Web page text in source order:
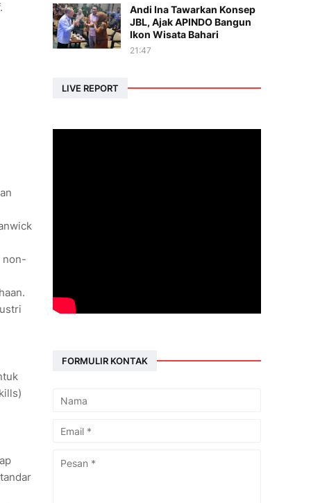
non-
Andi Ina Tawarkan Konsep
JBL, Ajak APINDO Bangun
Ikon Wisata Bahari
21:47
LIVE REPORT
FORMULIR KONTAK